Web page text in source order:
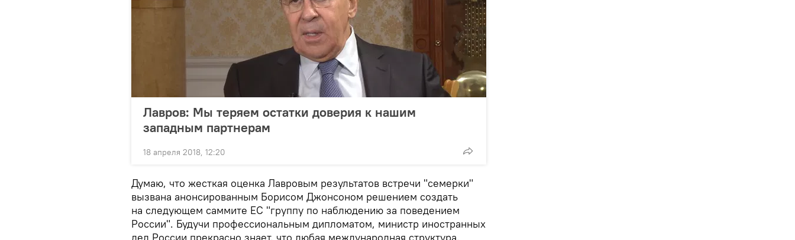
Лавров: Мы теряем остатки доверия к нашим
западным партнерам
18 апреля 2018, 12:20
Думаю, что жесткая оценка Лавровым результатов встречи "семерки"
вызвана анонсированным Борисом Джонсоном решением создать
на следующем саммите ЕС "группу по наблюдению за поведением
России". Будучи профессиональным дипломатом, министр иностранных